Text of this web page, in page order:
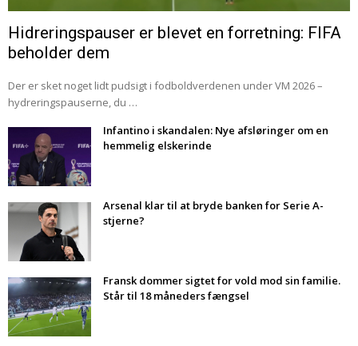
Hidreringspauser er blevet en forretning: FIFA
beholder dem
Der er sket noget lidt pudsigt i fodboldverdenen under VM 2026 –
hydreringspauserne, du …
Infantino i skandalen: Nye afsløringer om en
hemmelig elskerinde
Arsenal klar til at bryde banken for Serie A-
stjerne?
Fransk dommer sigtet for vold mod sin familie.
Står til 18 måneders fængsel